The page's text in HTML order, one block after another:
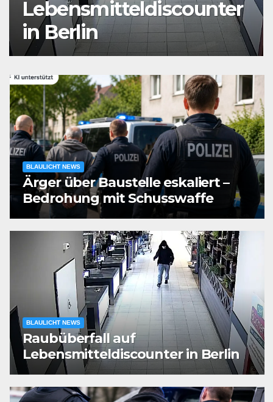
Auseinandersetzung in
der Landshuter Altstadt
BLAULICHT NEWS
Ärger über Baustelle eskaliert –
Bedrohung mit Schusswaffe
BLAULICHT NEWS
Raubüberfall auf
Lebensmitteldiscounter in Berlin